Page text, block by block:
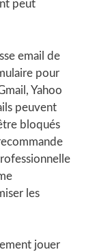
peut
email de
pour
Yahoo
peuvent
bloqués
les
jouer